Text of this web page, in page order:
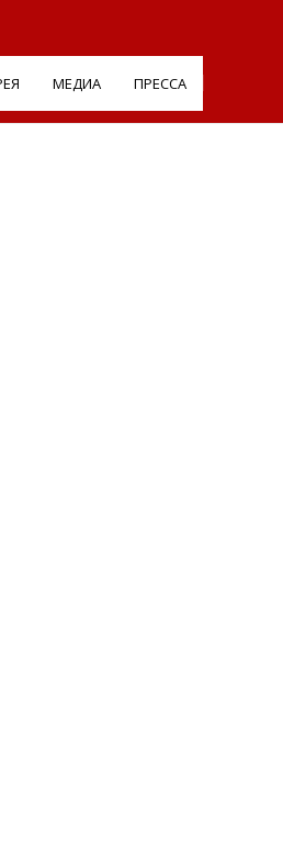
МЕДИА ПРЕССА